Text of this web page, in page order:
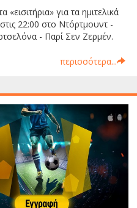
για τα ημιτελικά
22:00 στο Ντόρτμουντ -
- Παρί Σεν Ζερμέν.
περισσότερα...